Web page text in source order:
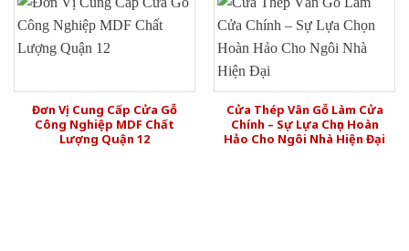
Đơn Vị Cung Cấp Cửa Gỗ
Công Nghiệp MDF Chất
Lượng Quận 12
Cửa Thép Vân Gỗ Làm Cửa
Chính – Sự Lựa Chọn Hoàn
Hảo Cho Ngôi Nhà Hiện Đại